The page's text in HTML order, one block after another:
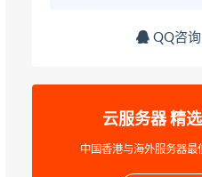
QQ咨询
云服务器 精
中国香港与海外服务器最